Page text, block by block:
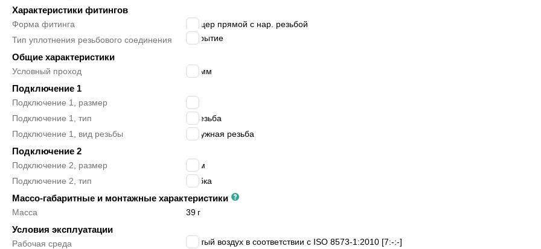
Характеристики фитингов
Форма фитинга
штуцер прямой с нар. резьбой
Тип уплотнения резьбового соединения
покрытие
Общие характеристики
Условный проход мм
Подключение 1
Подключение 1, размер
Подключение 1, тип
R резьба
Подключение 1, вид резьбы
наружная резьба
Подключение 2
Подключение 2, размер
8 мм
Подключение 2, тип
трубка
Массо-габаритные и монтажные характеристики
Масса 39 г
Условия эксплуатации
Рабочая среда
сжатый воздух в соответствии с ISO 8573-1:2010 [7:-:-]